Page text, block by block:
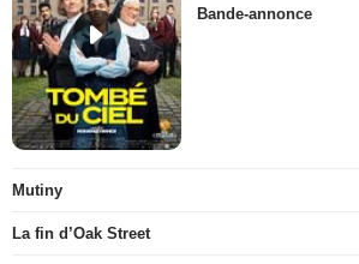
Bande-annonce
Mutiny
La fin d’Oak Street